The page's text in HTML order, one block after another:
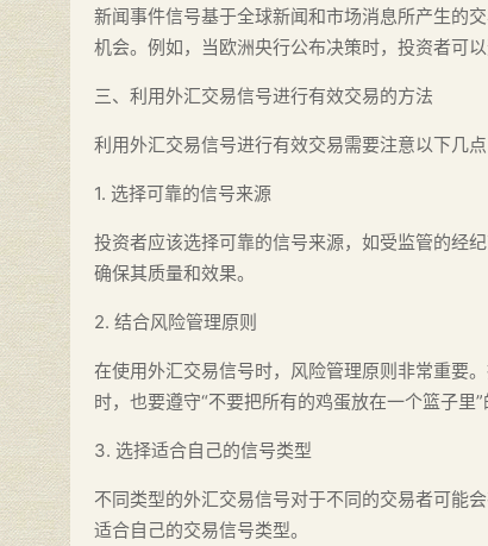
新闻事件信号基于全球新闻和市场消息所产生的
机会。例如，当欧洲央行公布决策时，投资者可
三、利用外汇交易信号进行有效交易的方法
利用外汇交易信号进行有效交易需要注意以下几点
1. 选择可靠的信号来源
投资者应该选择可靠的信号来源，如受监管的经
确保其质量和效果。
2. 结合风险管理原则
在使用外汇交易信号时，风险管理原则非常重要
时，也要遵守“不要把所有的鸡蛋放在一个篮子里
3. 选择适合自己的信号类型
不同类型的外汇交易信号对于不同的交易者可能
适合自己的交易信号类型。